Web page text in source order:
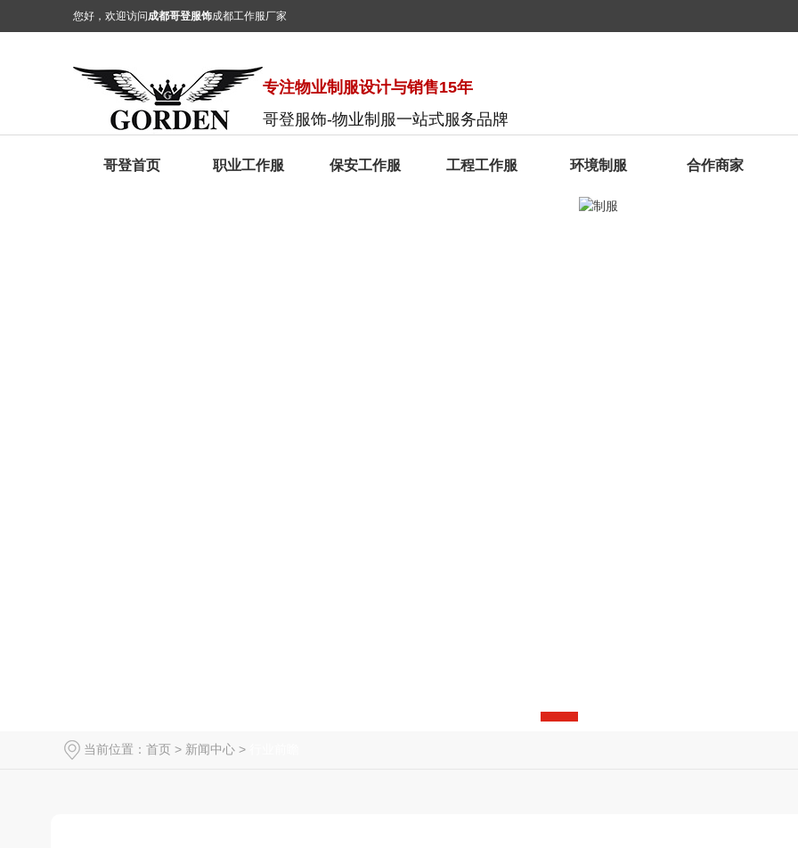
您好，欢迎访问成都哥登服饰成都工作服厂家
专注物业制服设计与销售15年
哥登服饰-物业制服一站式服务品牌
哥登首页 职业工作服 保安工作服 工程工作服 环境制服 合作商家
当前位置： 首页 > 新闻中心 >